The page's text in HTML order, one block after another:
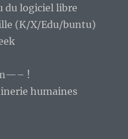
du logiciel libre
(K/X/Edu/buntu)
!
humaines